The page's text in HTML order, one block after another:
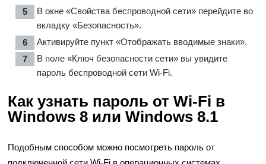
В окне «Свойства беспроводной сети» перейдите во
вкладку «Безопасность».
Активируйте пункт «Отображать вводимые знаки».
В поле «Ключ безопасности сети» вы увидите
пароль беспроводной сети Wi-Fi.
Как узнать пароль от Wi-Fi в
Windows 8 или Windows 8.1
Подобным способом можно посмотреть пароль от